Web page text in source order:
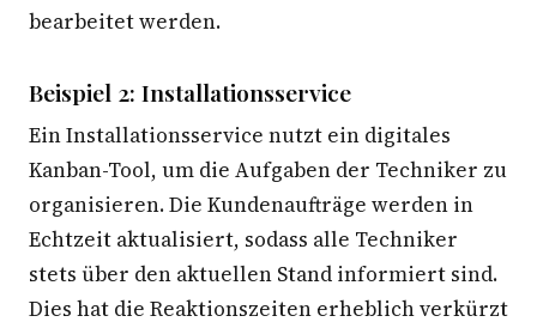
bearbeitet werden.
Beispiel 2: Installationsservice
Ein Installationsservice nutzt ein digitales
Kanban-Tool, um die Aufgaben der Techniker zu
organisieren. Die Kundenaufträge werden in
Echtzeit aktualisiert, sodass alle Techniker
stets über den aktuellen Stand informiert sind.
Dies hat die Reaktionszeiten erheblich verkürzt